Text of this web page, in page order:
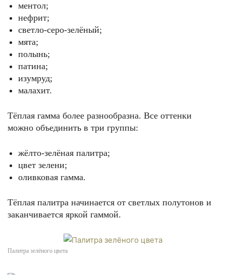
ментол;
нефрит;
светло-серо-зелёный;
мята;
полынь;
патина;
изумруд;
малахит.
Тёплая гамма более разнообразна. Все оттенки
можно объединить в три группы:
жёлто-зелёная палитра;
цвет зелени;
оливковая гамма.
Тёплая палитра начинается от светлых полутонов и
заканчивается яркой гаммой.
Палитра зелёного цвета